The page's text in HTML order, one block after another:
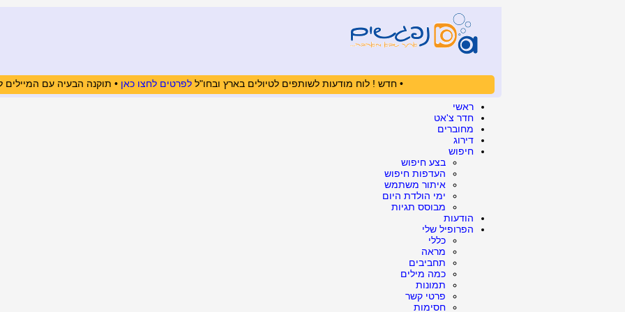
• חדש ! לוח מודעות לשותפים לטיולים בארץ ובחו"ללפרטים לחצו כאן • תוקנה הבעיה עם
ראשי
חדר צ'אט
מחוברים
דירוג
חיפוש
בצע חיפוש
העדפות חיפוש
איתור משתמש
ימי הולדת היום
מבוסס תגיות
הודעות
הפרופיל שלי
כללי
מראה
תחביבים
כמה מילים
תמונות
פרטי קשר
חסימות